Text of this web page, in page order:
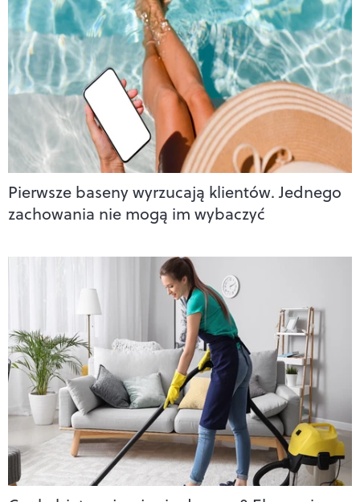
Pierwsze baseny wyrzucają klientów. Jednego
zachowania nie mogą im wybaczyć